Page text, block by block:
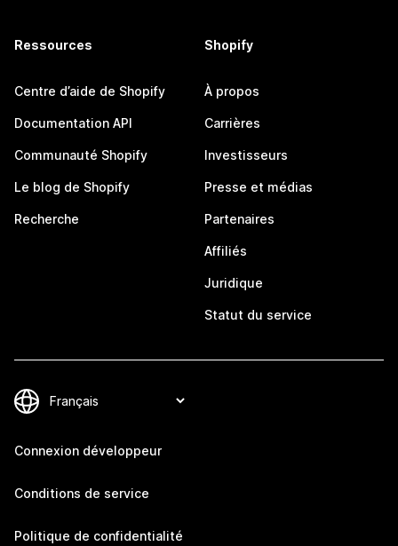
Ressources
Centre d’aide de Shopify
Documentation API
Communauté Shopify
Le blog de Shopify
Recherche
Shopify
À propos
Carrières
Investisseurs
Presse et médias
Partenaires
Affiliés
Juridique
Statut du service
Connexion développeur
Conditions de service
Politique de confidentialité